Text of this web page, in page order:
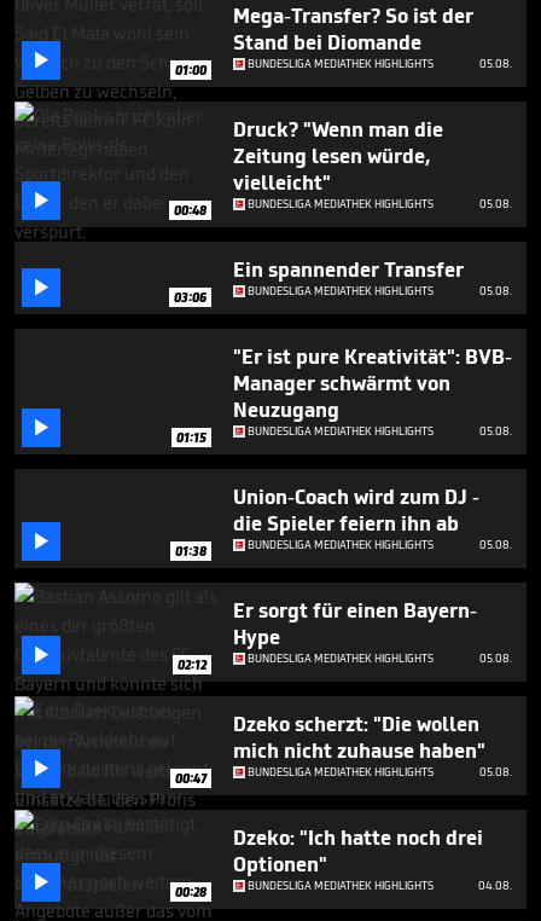
seconds
 01:00
Mega-Transfer? So ist der
Stand bei Diomande
BUNDESLIGA MEDIATHEK HIGHLIGHTS 05.08.
 00:48
Druck? "Wenn man die
Zeitung lesen würde,
vielleicht"
BUNDESLIGA MEDIATHEK HIGHLIGHTS 05.08.
 03:06
Ein spannender Transfer
BUNDESLIGA MEDIATHEK HIGHLIGHTS 05.08.
 01:15
"Er ist pure Kreativität": BVB-
Manager schwärmt von
Neuzugang
BUNDESLIGA MEDIATHEK HIGHLIGHTS 05.08.
 01:38
Union-Coach wird zum DJ -
die Spieler feiern ihn ab
BUNDESLIGA MEDIATHEK HIGHLIGHTS 05.08.
 02:12
Er sorgt für einen Bayern-
Hype
BUNDESLIGA MEDIATHEK HIGHLIGHTS 05.08.
 00:47
Dzeko scherzt: "Die wollen
mich nicht zuhause haben"
BUNDESLIGA MEDIATHEK HIGHLIGHTS 05.08.
 00:28
Dzeko: "Ich hatte noch drei
Optionen"
BUNDESLIGA MEDIATHEK HIGHLIGHTS 04.08.